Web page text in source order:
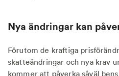
Nya ändringar kan
Förutom de kraftiga
skatteändringar och nya krav
kommer att påverka såväl